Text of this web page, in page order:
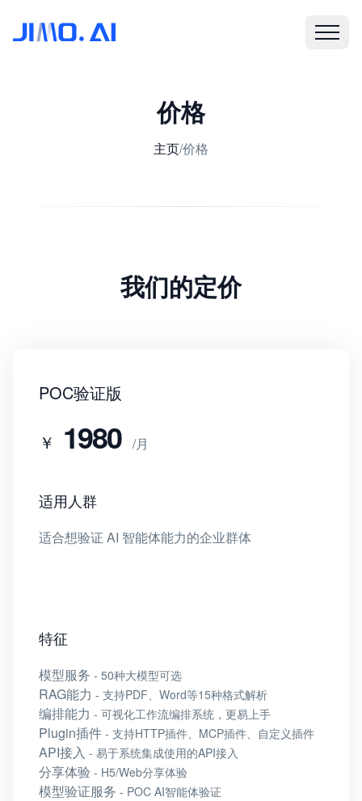
价格
主页/价格
我们的定价
POC验证版
￥ 1980 /月
适用人群
适合想验证 AI 智能体能力的企业群体
特征
模型服务 - 50种大模型可选
RAG能力 - 支持PDF、Word等15种格式解析
编排能力 - 可视化工作流编排系统，更易上手
Plugin插件 - 支持HTTP插件、MCP插件、自定义插件
API接入 - 易于系统集成使用的API接入
分享体验 - H5/Web分享体验
模型验证服务 - POC AI智能体验证